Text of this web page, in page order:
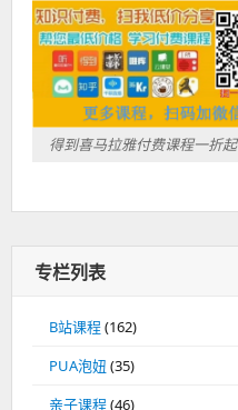
得到喜马拉雅付费课程一折起
专栏列表
B站课程(162)
PUA泡妞 (35)
亲子课程(46)